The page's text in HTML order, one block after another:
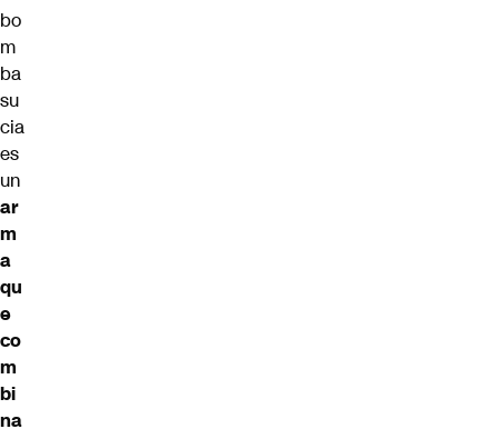
bo
m
ba
su
cia
es
un
ar
m
a
qu
e
co
m
bi
na